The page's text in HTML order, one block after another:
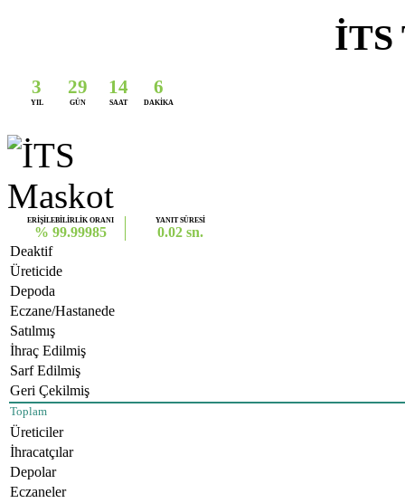
İTS
3
YIL
29
GÜN
14
SAAT
6
DAKİKA
ERİŞİLEBİLİRLİK ORANI
% 99.99985
YANIT SÜRESİ
0.02 sn.
Deaktif
Üreticide
Depoda
Eczane/Hastanede
Satılmış
İhraç Edilmiş
Sarf Edilmiş
Geri Çekilmiş
Toplam
Üreticiler
İhracatçılar
Depolar
Eczaneler